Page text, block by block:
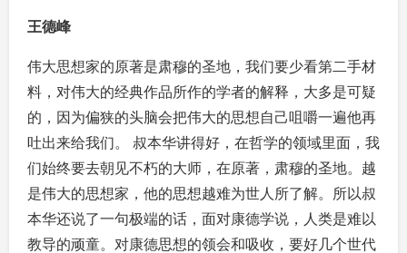
王德峰
伟大思想家的原著是肃穆的圣地，我们要少看第二手材
料，对伟大的经典作品所作的学者的解释，大多是可疑
的，因为偏狭的头脑会把伟大的思想自己咀嚼一遍他再
吐出来给我们。 叔本华讲得好，在哲学的领域里面，我
们始终要去朝见不朽的大师，在原著，肃穆的圣地。越
是伟大的思想家，他的思想越难为世人所了解。所以叔
本华还说了一句极端的话，面对康德学说，人类是难以
教导的顽童。对康德思想的领会和吸收，要好几个世代